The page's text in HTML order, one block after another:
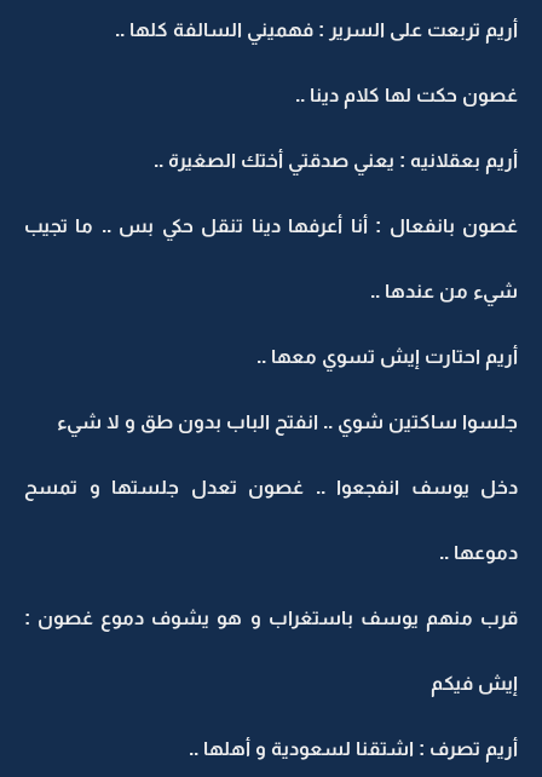
أريم تربعت على السرير : فهميني السالفة كلها ..
غصون حكت لها كلام دينا ..
أريم بعقلانيه : يعني صدقتي أختك الصغيرة ..
غصون بانفعال : أنا أعرفها دينا تنقل حكي بس .. ما تجيب
شيء من عندها ..
أريم احتارت إيش تسوي معها ..
جلسوا ساكتين شوي .. انفتح الباب بدون طق و لا شيء
دخل يوسف انفجعوا .. غصون تعدل جلستها و تمسح
دموعها ..
قرب منهم يوسف باستغراب و هو يشوف دموع غصون :
إيش فيكم
أريم تصرف : اشتقنا لسعودية و أهلها ..